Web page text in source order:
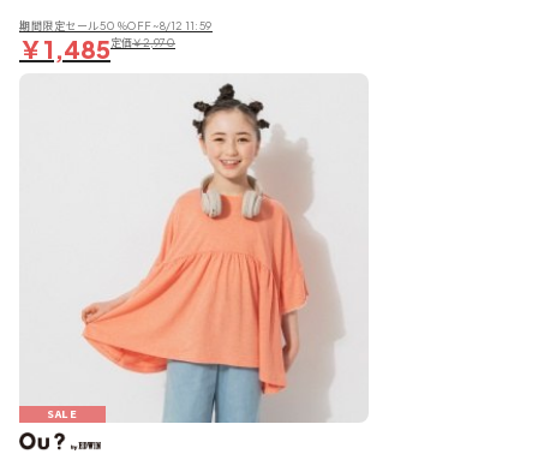
期間限定セール50％OFF~8/12 11:59
￥1,485定価￥2,970
SALE